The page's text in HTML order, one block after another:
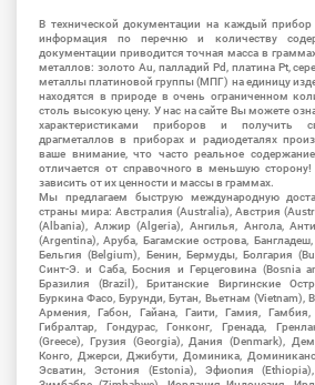
В технической документации на каждый прибор
информация по перечню и количеству
документации приводится точная масса в
металлов: золото Au, палладий Pd, платина Pt,
металлы платиновой группы (МПГ) на единицу
находятся в природе в очень ограниченном
столь высокую цену. У нас на сайте Вы можете
характеристиками приборов и получить
драгметаллов в приборах и радиодеталях
ваше внимание, что часто реальное
отличается от справочного в меньшую сторону!
зависить от их ценности и массы в граммах.
Мы предлагаем быструю международную
страны мира: Австралия (Australia), Австрия
(Albania), Алжир (Algeria), Ангилья, Ангола,
(Argentina), Аруба, Багамские острова,
Бельгия (Belgium), Бенин, Бермуды, Болгария
Синт-Э. и Саба, Босния и Герцеговина (Bosnia
Бразилия (Brazil), Британские Виргинские
Буркина Фасо, Бурунди, Бутан, Вьетнам (Vietnam),
Армения, Габон, Гайана, Гаити, Гамия, Гамбия,
Гибралтар, Гондурас, Гонконг, Гренада,
(Greece), Грузия (Georgia), Дания (Denmark),
Конго, Джерси, Джибути, Доминика,
Эсватин, Эстония (Estonia), Эфиопия